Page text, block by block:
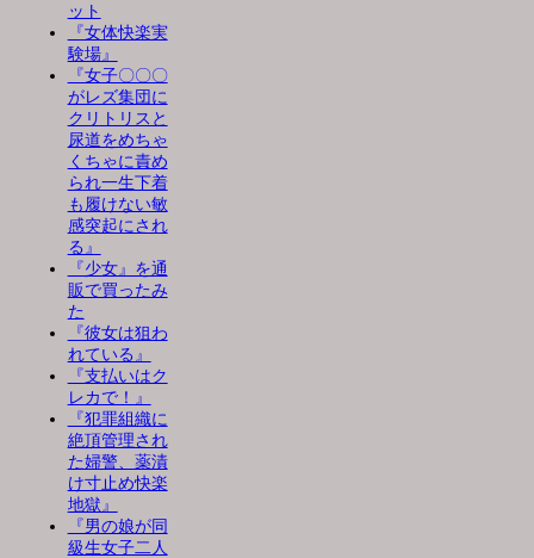
ット
『女体快楽実
験場』
『女子〇〇〇
がレズ集団に
クリトリスと
尿道をめちゃ
くちゃに責め
られ一生下着
も履けない敏
感突起にされ
る』
『少女』を通
販で買ったみ
た
『彼女は狙わ
れている』
『支払いはク
レカで！』
『犯罪組織に
絶頂管理され
た婦警、薬漬
け寸止め快楽
地獄』
『男の娘が同
級生女子二人